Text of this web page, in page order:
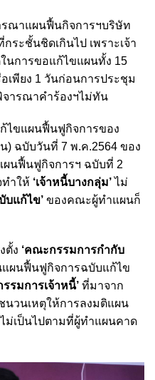
รณาแผนฟื้นกิจการฯบริษัท
ระชั้นชิดเกินไป เพราะเจ้า
ในการขอแก้ไขแผนทั้ง 15
เพียง 1 วันก่อนการประชุม
จารณาคำร้องฯไม่ทัน
ไขแผนฟื้นฟูกิจการของ
) ฉบับวันที่ 7 พ.ค.2564 ของ
นฟื้นฟูกิจการฯ ฉบับที่ 2
ำให้ ‘เจ้าหนี้บางกลุ่ม’ไม่
บแก้ไข’ ของคณะผู้ทำแผนก็
ตั้ง ‘คณะกรรมการกำกับ
แผนฟื้นฟูกิจการฉบับแก้ไข
รมการเจ้าหนี้’ ที่มาจาก
นวนเหตุให้การลงมติแผน
ม่เป็นไปตามที่ผู้ทำแผนคาด